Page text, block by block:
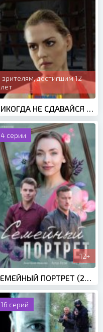
зрителям, достигшим 12
лет
НИКОГДА НЕ СДАВАЙСЯ (2020)
4 серии
12+
СЕМЕЙНЫЙ ПОРТРЕТ (2020)
16 серий